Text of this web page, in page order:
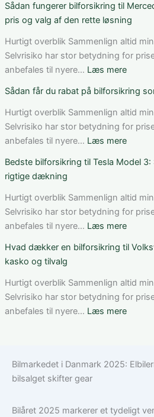
til
elbil
i
Danmark:
vurderer
du
pris,
dækning
vilkår
Sådan fungerer bilforsikring til
pris og valg af den rette løsning
Hurtigt overblik Sammenlign altid
Selvrisiko har stor betydning for
anbefales til nyere… Læs mere:
til
pris
og
valg
den
Sådan får du rabat på bilforsikring
Hurtigt overblik Sammenlign altid
Selvrisiko har stor betydning for
anbefales til nyere… Læs mere:
får
rabat
på
ung
Bedste bilforsikring til Tesla Model
rigtige dækning
Hurtigt overblik Sammenlign altid
Selvrisiko har stor betydning for
anbefales til nyere… Læs mere:
Tesla
Model
3:
den
Hvad dækker en bilforsikring til
kasko og tilvalg
Hurtigt overblik Sammenlign altid
Selvrisiko har stor betydning for
anbefales til nyere… Læs mere:
Guide
Bilmarkedet i Danmark 2025:
bilsalget skifter gear
Bilåret 2025 markerer et tydeligt